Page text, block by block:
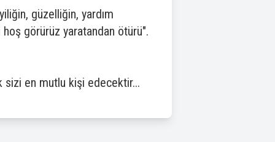
güzelliğin, yardım
hoş görürüz yaratandan ötürü".
sizi en mutlu kişi edecektir...